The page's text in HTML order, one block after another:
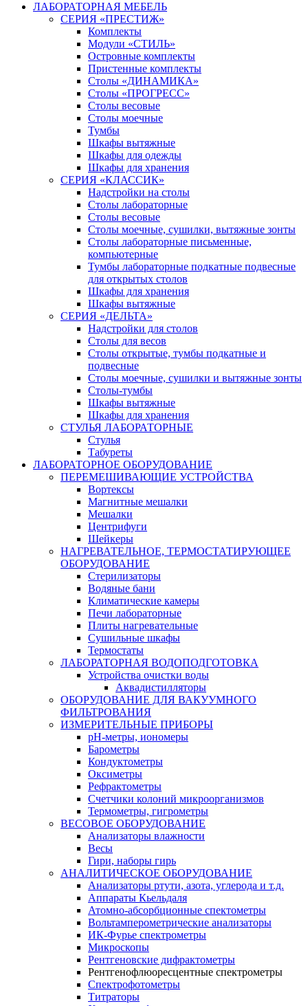
ЛАБОРАТОРНАЯ МЕБЕЛЬ
СЕРИЯ «ПРЕСТИЖ»
Комплекты
Модули «СТИЛЬ»
Островные комплекты
Пристенные комплекты
Столы «ДИНАМИКА»
Столы «ПРОГРЕСС»
Столы весовые
Столы моечные
Тумбы
Шкафы вытяжные
Шкафы для одежды
Шкафы для хранения
СЕРИЯ «КЛАССИК»
Надстройки на столы
Столы лабораторные
Столы весовые
Столы моечные, сушилки, вытяжные зонты
Столы лабораторные письменные,
компьютерные
Тумбы лабораторные подкатные подвесные
для открытых столов
Шкафы для хранения
Шкафы вытяжные
СЕРИЯ «ДЕЛЬТА»
Надстройки для столов
Столы для весов
Столы открытые, тумбы подкатные и
подвесные
Столы моечные, сушилки и вытяжные зонты
Столы-тумбы
Шкафы вытяжные
Шкафы для хранения
СТУЛЬЯ ЛАБОРАТОРНЫЕ
Стулья
Табуреты
ЛАБОРАТОРНОЕ ОБОРУДОВАНИЕ
ПЕРЕМЕШИВАЮЩИЕ УСТРОЙСТВА
Вортексы
Магнитные мешалки
Мешалки
Центрифуги
Шейкеры
НАГРЕВАТЕЛЬНОЕ, ТЕРМОСТАТИРУЮЩЕЕ
ОБОРУДОВАНИЕ
Стерилизаторы
Водяные бани
Климатические камеры
Печи лабораторные
Плиты нагревательные
Сушильные шкафы
Термостаты
ЛАБОРАТОРНАЯ ВОДОПОДГОТОВКА
Устройства очистки воды
Аквадистилляторы
ОБОРУДОВАНИЕ ДЛЯ ВАКУУМНОГО
ФИЛЬТРОВАНИЯ
ИЗМЕРИТЕЛЬНЫЕ ПРИБОРЫ
pH-метры, иономеры
Барометры
Кондуктометры
Оксиметры
Рефрактометры
Счетчики колоний микроорганизмов
Термометры, гигрометры
ВЕСОВОЕ ОБОРУДОВАНИЕ
Анализаторы влажности
Весы
Гири, наборы гирь
АНАЛИТИЧЕСКОЕ ОБОРУДОВАНИЕ
Анализаторы ртути, азота, углерода и т.д.
Аппараты Кьельдаля
Атомно-абсорбционные спектометры
Вольтамперометрические анализаторы
ИК-Фурье спектрометры
Микроскопы
Рентгеновские дифрактометры
Рентгенофлюоресцентные спектрометры
Спектрофотометры
Титраторы